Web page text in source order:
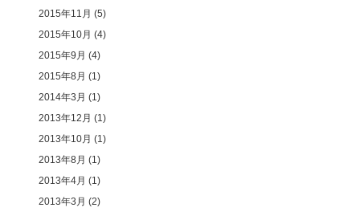
2015年11月 (5)
2015年10月 (4)
2015年9月 (4)
2015年8月 (1)
2014年3月 (1)
2013年12月 (1)
2013年10月 (1)
2013年8月 (1)
2013年4月 (1)
2013年3月 (2)